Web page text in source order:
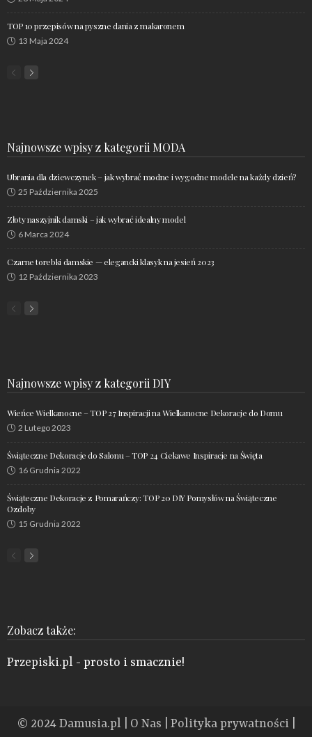
TOP 10 przepisów na pyszne dania z makaronem
13 Maja 2024
Najnowsze wpisy z kategorii MODA
Ubrania dla dziewczynek – jak wybrać modne i wygodne modele na każdy dzień?
25 Października 2025
Złoty naszyjnik damski – jak wybrać idealny model
6 Marca 2024
Czarne torebki damskie — elegancki klasyk na jesień 2023
12 Października 2023
Najnowsze wpisy z kategorii DIY
Wieńce Wielkanocne – TOP 27 Inspiracji na Wielkanocne Dekoracje do Domu
2 Lutego 2023
Świąteczne Dekoracje do Salonu – TOP 24 Ciekawe Inspiracje na Święta
16 Grudnia 2022
Świąteczne Dekoracje z Pomarańczy: TOP 20 DIY Pomysłów na Świąteczne
Ozdoby
15 Grudnia 2022
Zobacz także:
Przepiski.pl - prosto i smacznie!
© 2024 Damusia.pl O Nas Polityka prywatności|